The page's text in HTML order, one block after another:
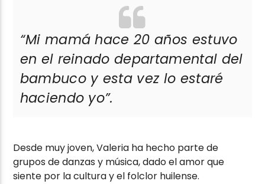
“Mi mamá hace 20 años estuvo
en el reinado departamental del
bambuco y esta vez lo estaré
haciendo yo”.
Desde muy joven, Valeria ha hecho parte de
grupos de danzas y música, dado el amor que
siente por la cultura y el folclor huilense.